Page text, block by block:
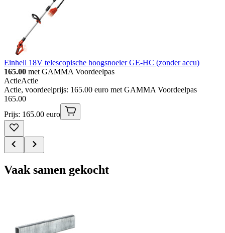
Einhell 18V telescopische hoogsnoeier GE-HC (zonder accu)
165.00 met GAMMA Voordeelpas
ActieActie
Actie, voordeelprijs: 165.00 euro met GAMMA Voordeelpas
165.00
Prijs: 165.00 euro
Vaak samen gekocht